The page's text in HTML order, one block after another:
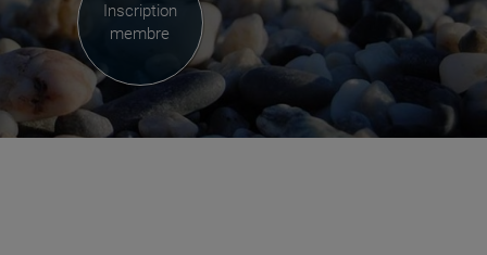
Inscription
membre